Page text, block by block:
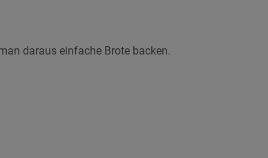
daraus einfache Brote backen.